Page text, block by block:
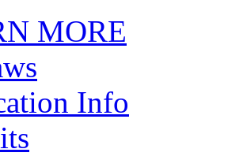
MORE
Info